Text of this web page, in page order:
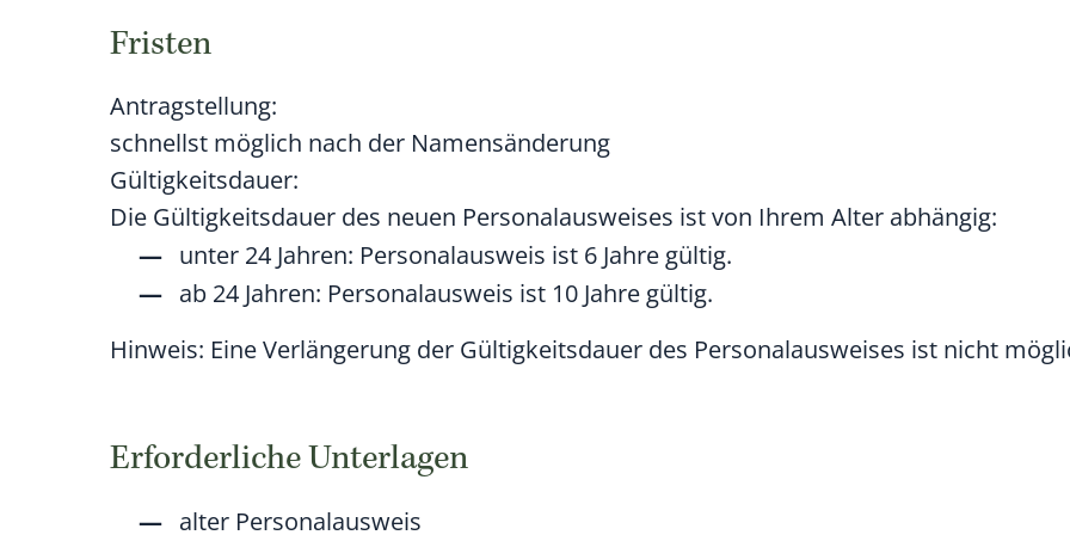
Fristen
Antragstellung:
schnellst möglich nach der Namensänderung
Gültigkeitsdauer:
Die Gültigkeitsdauer des neuen Personalausweises ist von Ihrem Alter abhängig:
unter 24 Jahren: Personalausweis ist 6 Jahre gültig.
ab 24 Jahren: Personalausweis ist 10 Jahre gültig.
Hinweis: Eine Verlängerung der Gültigkeitsdauer des Personalausweises ist nicht
Erforderliche Unterlagen
alter Personalausweis